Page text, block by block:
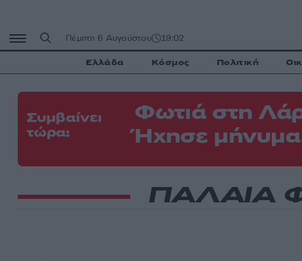
περιεχόμενο
Πέμπτη 6 Αυγούστου 19:02
Ελλάδα Κόσμος Πολιτική
Συμβαίνει
τώρα:
Φωτιά στη
Ήχησε μήνυμα
ΠΑΛΑΙΑ